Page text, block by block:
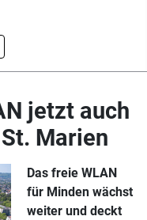
jetzt auch
Marien
Das freie WLAN
für Minden wächst
weiter und deckt